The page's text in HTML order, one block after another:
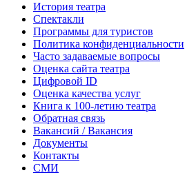
История театра
Спектакли
Программы для туристов
Политика конфиденциальности
Часто задаваемые вопросы
Оценка сайта театра
Цифровой ID
Оценка качества услуг
Книга к 100-летию театра
Обратная связь
Вакансий / Вакансия
Документы
Контакты
СМИ